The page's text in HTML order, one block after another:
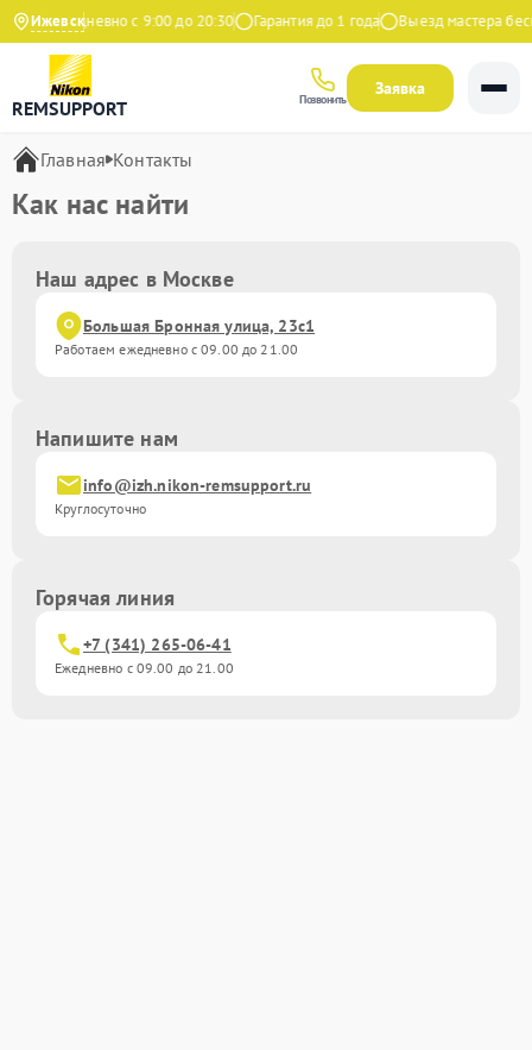
Ижевск
Ежедневно с 9:00 до 20:30 Гарантия до 1 года Выезд мастера
REMSUPPORT Позвонить
Заявка
Главная Контакты
Как нас найти
Наш адрес в Москве
Большая Бронная улица, 23с1
Работаем ежедневно с 09.00 до 21.00
Напишите нам
info@izh.nikon-remsupport.ru
Круглосуточно
Горячая линия
+7 (341) 265-06-41
Ежедневно с 09.00 до 21.00